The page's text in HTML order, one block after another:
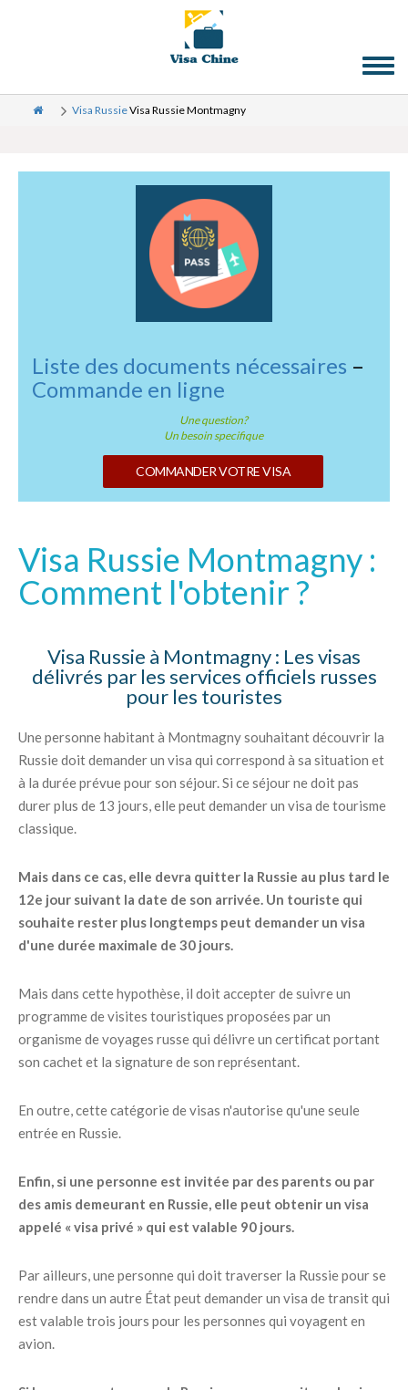
Visa RussieVisa Russie Montmagny
Liste des documents nécessaires –
Commande en ligne
Une question?
Un besoin specifique
COMMANDER VOTRE VISA
Visa Russie Montmagny :
Comment l'obtenir ?
Visa Russie à Montmagny : Les visas
délivrés par les services officiels russes
pour les touristes
Une personne habitant à Montmagny souhaitant découvrir la
Russie doit demander un visa qui correspond à sa situation et
à la durée prévue pour son séjour. Si ce séjour ne doit pas
durer plus de 13 jours, elle peut demander un visa de tourisme
classique.
Mais dans ce cas, elle devra quitter la Russie au plus tard le
12e jour suivant la date de son arrivée. Un touriste qui
souhaite rester plus longtemps peut demander un visa
d'une durée maximale de 30 jours.
Mais dans cette hypothèse, il doit accepter de suivre un
programme de visites touristiques proposées par un
organisme de voyages russe qui délivre un certificat portant
son cachet et la signature de son représentant.
En outre, cette catégorie de visas n'autorise qu'une seule
entrée en Russie.
Enfin, si une personne est invitée par des parents ou par
des amis demeurant en Russie, elle peut obtenir un visa
appelé « visa privé » qui est valable 90 jours.
Par ailleurs, une personne qui doit traverser la Russie pour se
rendre dans un autre État peut demander un visa de transit qui
est valable trois jours pour les personnes qui voyagent en
avion.